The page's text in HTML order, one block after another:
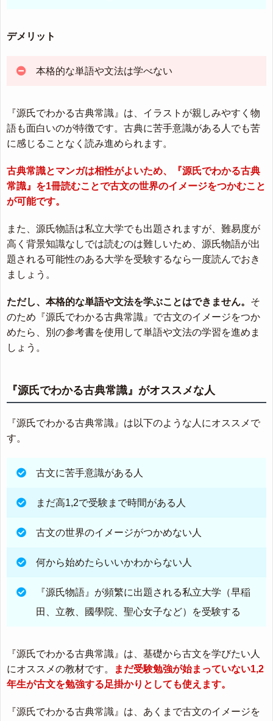
デメリット
本格的な単語や文法は学べない
『源氏でわかる古典常識』は、イラストが親しみやすく物
語も面白いのが特徴です。古典に苦手意識がある人でも苦
に感じることなく読み進められます。
古典常識とマンガは相性がよいため、『源氏でわかる古典
常識』を1冊読むことで古文の世界のイメージをつかむこと
が可能です。
また、源氏物語は私立大学でも出題されますが、難易度が
高く背景知識なしでは読むのは難しいため、源氏物語が出
題される可能性のある大学を受験するなら一度読んでおき
ましょう。
ただし、本格的な単語や文法を学ぶことはできません。 そ
のため『源氏でわかる古典常識』で古文のイメージをつか
めたら、別の参考書を使用して単語や文法の学習を進めま
しょう。
『源氏でわかる古典常識』がオススメな人
『源氏でわかる古典常識』は以下のような人にオススメで
す。
古文に苦手意識がある人
まだ高1,2で受験まで時間がある人
古文の世界のイメージがつかめない人
何から始めたらいいかわからない人
『源氏物語』が頻繁に出題される私立大学（早稲
田、立教、國學院、聖心女子など）を受験する
『源氏でわかる古典常識』は、基礎から古文を学びたい人
にオススメの教材です。
まだ受験勉強が始まっていない1,2
年生が古文を勉強する足掛かりとしても使えます。
『源氏でわかる古典常識』は、あくまで古文のイメージを